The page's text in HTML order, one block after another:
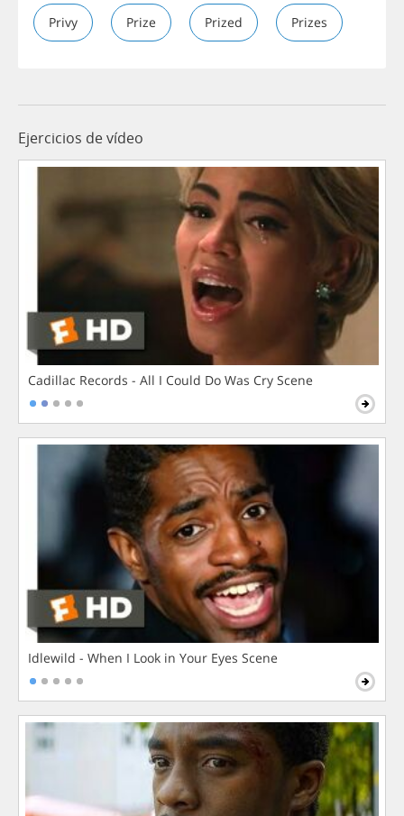
Privy Prize Prized Prizes
Ejercicios de vídeo
Cadillac Records - All I Could Do Was Cry Scene
Idlewild - When I Look in Your Eyes Scene